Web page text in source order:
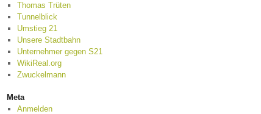
Thomas Trüten
Tunnelblick
Umstieg 21
Unsere Stadtbahn
Unternehmer gegen S21
WikiReal.org
Zwuckelmann
Meta
Anmelden